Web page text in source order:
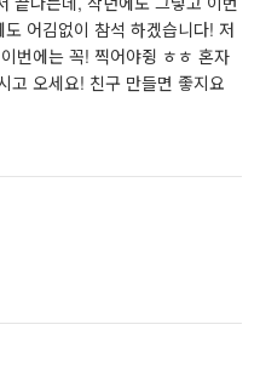
어김없이 참석 하겠습니다! 저
번에는 꼭! 찍어야쥥 ㅎㅎ 혼자
고 오세요! 친구 만들면 좋지요